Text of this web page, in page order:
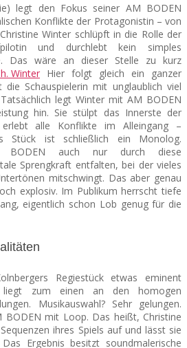
legt den Fokus seiner AM BODEN
Konflikte der Protagonistin – von
Winter schlüpft in die Rolle der
und durchlebt kein simples
Das wäre an dieser Stelle zu kurz
Hier folgt gleich ein ganzer
die Schauspielerin mit unglaublich viel
legt Winter mit AM BODEN
hin. Sie stülpt das Innerste der
alle Konflikte im Alleingang –
Stück ist schließlich ein Monolog.
BODEN auch nur durch diese
Sprengkraft entfalten, bei der vieles
mitschwingt. Das aber genau
explosiv. Im Publikum herrscht tiefe
eigentlich schon Lob genug für die
Regiestück etwas eminent
liegt zum einen an den homogen
Musikauswahl? Sehr gelungen.
BODEN mit Loop. Das heißt, Christine
ihres Spiels auf und lässt sie
Ergebnis besitzt soundmalerische